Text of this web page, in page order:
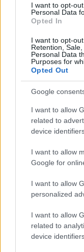
I want to opt-
Personal Data
Opted In
I want to opt-
Retention,
Personal Data
Purposes for
Opted Out
Google
I want to allow
related to
device
I want to allow
Google for
I want to allow
personalized
I want to allow
related to
device
Continua a
GATTI